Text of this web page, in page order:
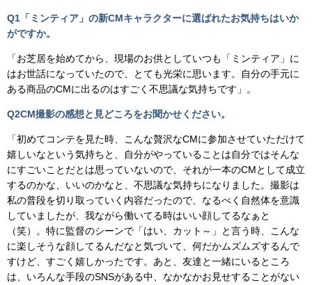
Q1 「ミンティア」の新CMキャラクターに選ばれたお気持ちはいか
がですか。
「お芝居を始めてから、現場のお供としていつも「ミンティア」に
はお世話になっていたので、とても光栄に思います。自分の手元に
ある商品のCMに出るのはすごく不思議な気持ちです」。
Q2CM撮影の感想と見どころをお聞かせください。
「初めてコンテを見た時、こんな贅沢なCMに参加させていただけて
嬉しいなという気持ちと、自分がやっていることは自分ではそんな
にすごいことだとは思っていないので、それが一本のCMとして成立
するのかな、いいのかなと、不思議な気持ちになりました。撮影は
私の普段を切り取っていく内容だったので、なるべく自然体を意識
していましたが、我ながら働いてる時はいい顔してるなぁと
（笑）。特に監督のシーンで「はい、カット～」と言う時、こんな
に楽しそうな顔してるんだなと気づいて、何だかムズムズするんで
すけど、すごく嬉しかったです。あと、友達と一緒にいるところ
は、いろんな手段のSNSがある中、なかなかお見せすることがない